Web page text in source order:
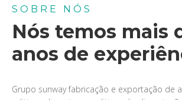
SOBRE NÓS
Nós temos mais
anos de
Grupo sunway fabricação e exportação de